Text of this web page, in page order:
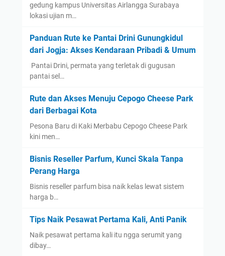
gedung kampus Universitas Airlangga Surabaya
lokasi ujian m…
Panduan Rute ke Pantai Drini Gunungkidul
dari Jogja: Akses Kendaraan Pribadi & Umum
​ Pantai Drini, permata yang terletak di gugusan
pantai sel…
Rute dan Akses Menuju Cepogo Cheese Park
dari Berbagai Kota
Pesona Baru di Kaki Merbabu Cepogo Cheese Park
kini men…
Bisnis Reseller Parfum, Kunci Skala Tanpa
Perang Harga
Bisnis reseller parfum bisa naik kelas lewat sistem
harga b…
Tips Naik Pesawat Pertama Kali, Anti Panik
Naik pesawat pertama kali itu ngga serumit yang
dibay…